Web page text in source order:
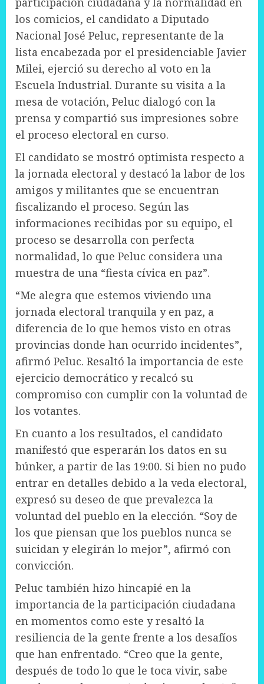
los comicios, el candidato a Diputado
Nacional José Peluc, representante de la
lista encabezada por el presidenciable Javier
Milei, ejerció su derecho al voto en la
Escuela Industrial. Durante su visita a la
mesa de votación, Peluc dialogó con la
prensa y compartió sus impresiones sobre
el proceso electoral en curso.
El candidato se mostró optimista respecto a
la jornada electoral y destacó la labor de los
amigos y militantes que se encuentran
fiscalizando el proceso. Según las
informaciones recibidas por su equipo, el
proceso se desarrolla con perfecta
normalidad, lo que Peluc considera una
muestra de una “fiesta cívica en paz”.
“Me alegra que estemos viviendo una
jornada electoral tranquila y en paz, a
diferencia de lo que hemos visto en otras
provincias donde han ocurrido incidentes”,
afirmó Peluc. Resaltó la importancia de este
ejercicio democrático y recalcó su
compromiso con cumplir con la voluntad de
los votantes.
En cuanto a los resultados, el candidato
manifestó que esperarán los datos en su
búnker, a partir de las 19:00. Si bien no pudo
entrar en detalles debido a la veda electoral,
expresó su deseo de que prevalezca la
voluntad del pueblo en la elección. “Soy de
los que piensan que los pueblos nunca se
suicidan y elegirán lo mejor”, afirmó con
convicción.
Peluc también hizo hincapié en la
importancia de la participación ciudadana
en momentos como este y resaltó la
resiliencia de la gente frente a los desafíos
que han enfrentado. “Creo que la gente,
después de todo lo que le toca vivir, sabe